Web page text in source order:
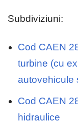
Subdiviziuni:
Cod CAEN
turbine (cu
autovehicule
Cod CAEN
hidraulice